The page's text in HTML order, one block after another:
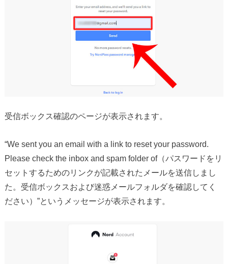
受信ボックス確認のページが表示されます。
“We sent you an email with a link to reset your password.
Please check the inbox and spam folder of（パスワードをリ
セットするためのリンクが記載されたメールを送信しまし
た。受信ボックスおよび迷惑メールフォルダを確認してく
ださい）”というメッセージが表示されます。